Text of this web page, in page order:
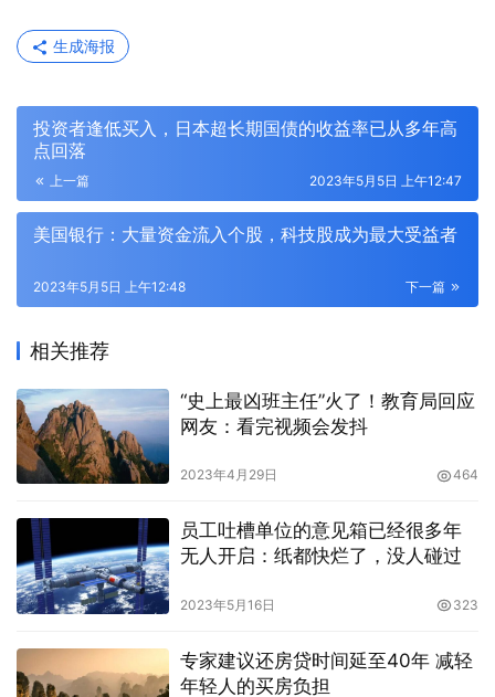
生成海报
投资者逢低买入，日本超长期国债的收益率已从多年高
点回落
上一篇 2023年5月5日 上午12:47
美国银行：大量资金流入个股，科技股成为最大受益者
下一篇
2023年5月5日 上午12:48
相关推荐
“史上最凶班主任”火了！教育局回应
网友：看完视频会发抖
2023年4月29日 464
员工吐槽单位的意见箱已经很多年
无人开启：纸都快烂了，没人碰过
2023年5月16日 323
专家建议还房贷时间延至40年 减轻
年轻人的买房负担